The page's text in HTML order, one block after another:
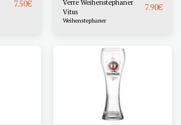
7.50€
Verre Weihenstephaner
Vitus
7.90€
Weihenstephaner